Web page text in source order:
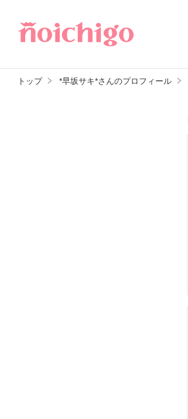
トップ *早坂サキ*さんのプロフィール